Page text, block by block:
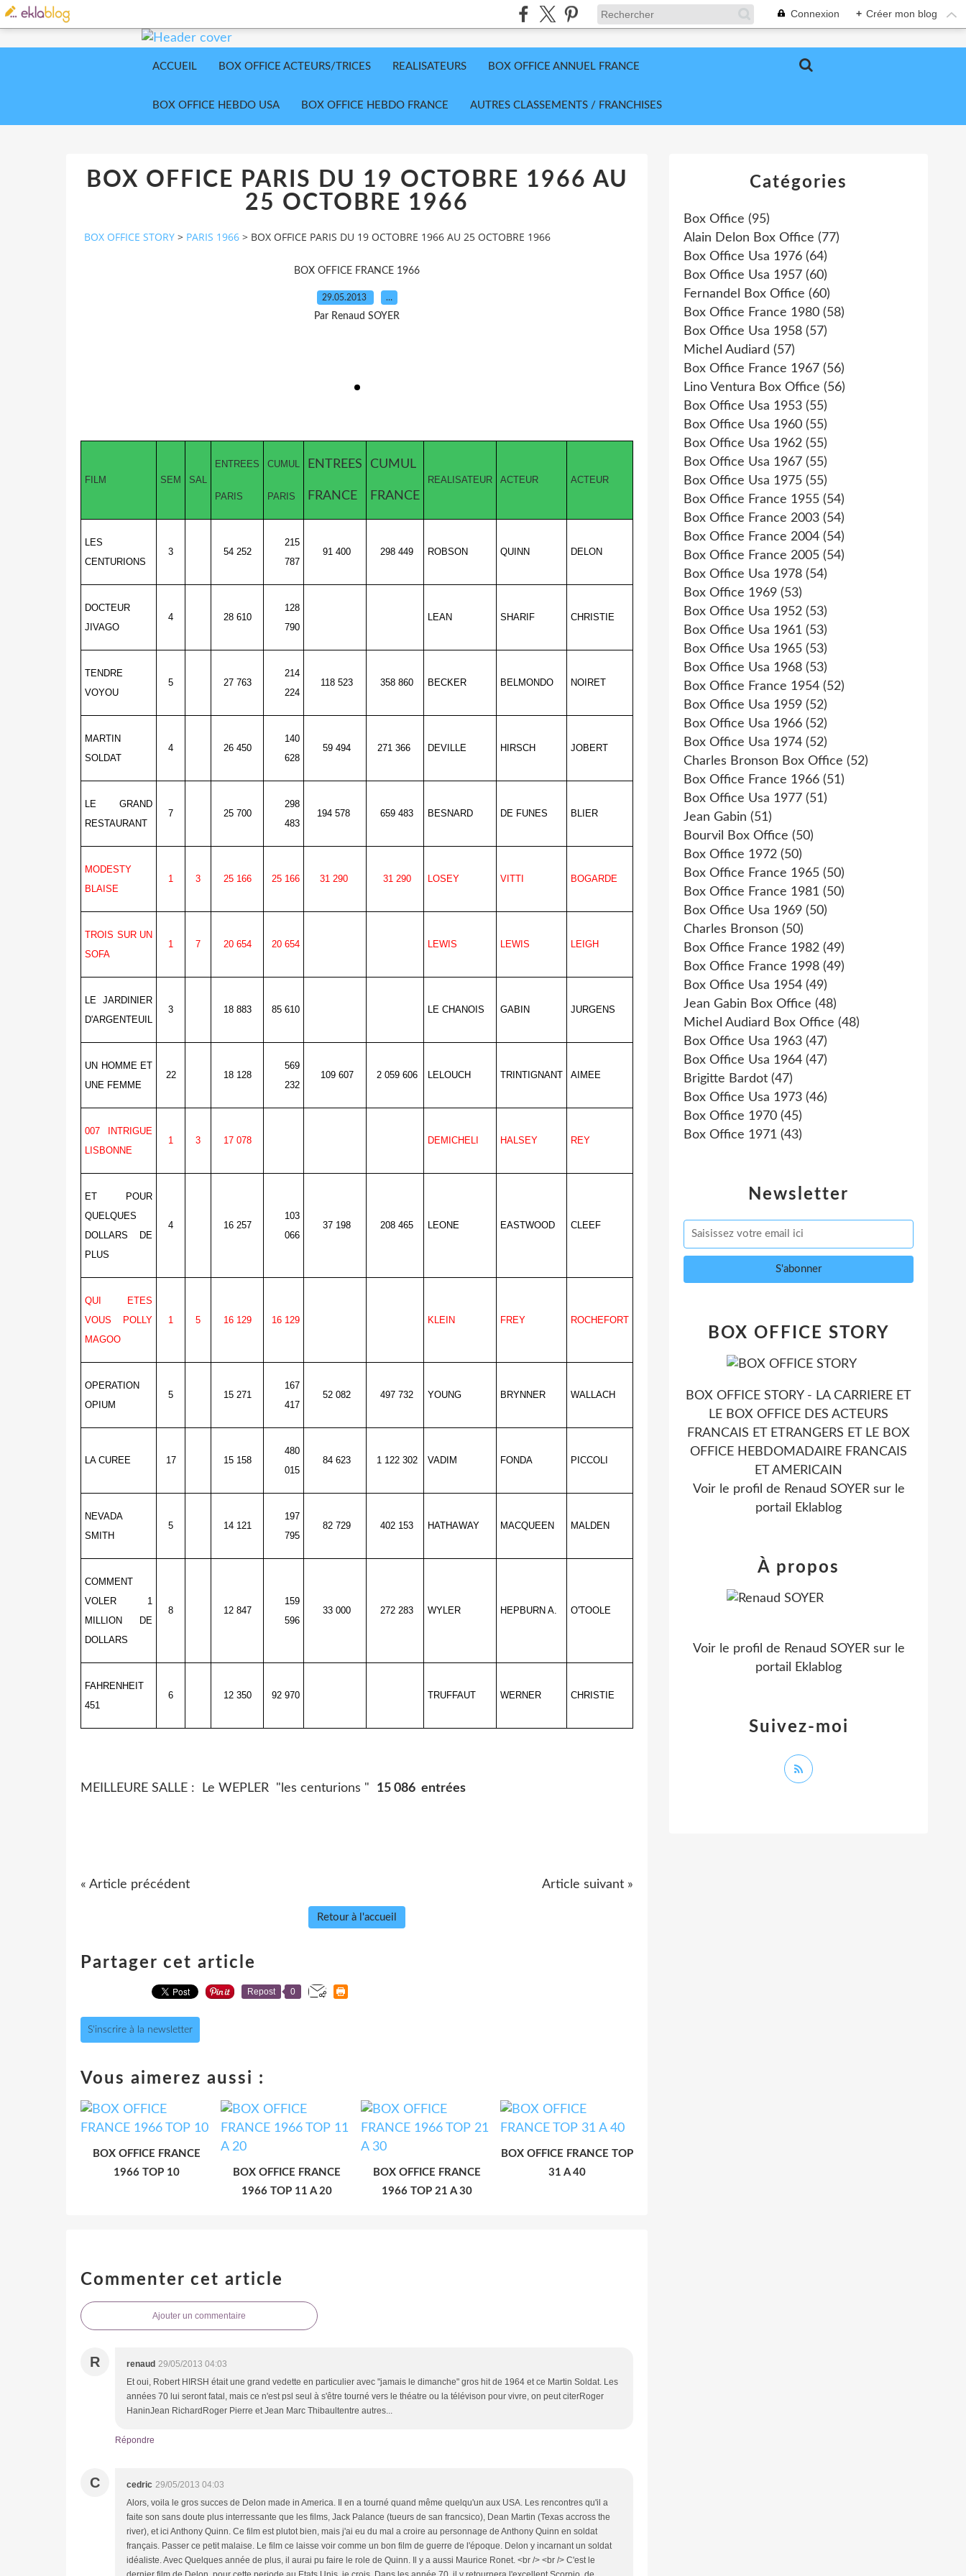
Connexion + Créer mon blog
ACCUEIL BOX OFFICE ACTEURS/TRICES REALISATEURS BOX OFFICE ANNUEL FRANCE
BOX OFFICE HEBDO USA BOX OFFICE HEBDO FRANCE AUTRES CLASSEMENTS / FRANCHISES
BOX OFFICE PARIS DU 19 OCTOBRE 1966 AU
25 OCTOBRE 1966
BOX OFFICE STORY > PARIS 1966 > BOX OFFICE PARIS DU 19 OCTOBRE 1966 AU 25 OCTOBRE 1966
BOX OFFICE FRANCE 1966
29.05.2013 …
Par Renaud SOYER
FILM SEM SAL
ENTREES
PARIS
CUMUL
PARIS
ENTREES
FRANCE
CUMUL
FRANCE
REALISATEUR ACTEUR ACTEUR
LES
CENTURIONS
3 54 252
215
787
91 400 298 449 ROBSON QUINN DELON
DOCTEUR
JIVAGO
4 28 610
128
790
LEAN SHARIF CHRISTIE
TENDRE
VOYOU
5 27 763
214
224
118 523 358 860 BECKER BELMONDO NOIRET
MARTIN
SOLDAT
4 26 450
140
628
59 494 271 366 DEVILLE HIRSCH JOBERT
LE GRAND
RESTAURANT
7 25 700
298
483
194 578 659 483 BESNARD DE FUNES BLIER
MODESTY
BLAISE
1 3 25 166 25 166 31 290 31 290 LOSEY VITTI BOGARDE
TROIS SUR UN
SOFA
1 7 20 654 20 654 LEWIS LEWIS LEIGH
LE JARDINIER
D'ARGENTEUIL
3 18 883 85 610 LE CHANOIS GABIN JURGENS
UN HOMME ET
UNE FEMME
22 18 128
569
232
109 607 2 059 606 LELOUCH TRINTIGNANT AIMEE
007 INTRIGUE
LISBONNE
1 3 17 078 DEMICHELI HALSEY REY
ET POUR
QUELQUES
DOLLARS DE
PLUS
4 16 257
103
066
37 198 208 465 LEONE EASTWOOD CLEEF
QUI ETES
VOUS POLLY
MAGOO
1 5 16 129 16 129 KLEIN FREY ROCHEFORT
OPERATION
OPIUM
5 15 271
167
417
52 082 497 732 YOUNG BRYNNER WALLACH
LA CUREE 17 15 158
480
015
84 623 1 122 302 VADIM FONDA PICCOLI
NEVADA
SMITH
5 14 121
197
795
82 729 402 153 HATHAWAY MACQUEEN MALDEN
COMMENT
VOLER 1
MILLION DE
DOLLARS
8 12 847
159
596
33 000 272 283 WYLER HEPBURN A. O'TOOLE
FAHRENHEIT
451
6 12 350 92 970 TRUFFAUT WERNER CHRISTIE
MEILLEURE SALLE : Le WEPLER "les centurions " 15 086 entrées
« Article précédent Article suivant »
Retour à l'accueil
Partager cet article
Repost 0
S'inscrire à la newsletter
Vous aimerez aussi :
BOX OFFICE FRANCE
1966 TOP 10
BOX OFFICE FRANCE
1966 TOP 11 A 20
BOX OFFICE FRANCE
1966 TOP 21 A 30
BOX OFFICE FRANCE TOP
31 A 40
Commenter cet article
Ajouter un commentaire
R renaud 29/05/2013 04:03
Et oui, Robert HIRSH était une grand vedette en particulier avec "jamais le dimanche" gros hit de 1964 et ce Martin Soldat. Les
années 70 lui seront fatal, mais ce n'est psl seul à s'être tourné vers le théatre ou la télévison pour vivre, on peut citerRoger
HaninJean RichardRoger Pierre et Jean Marc Thibaultentre autres...
Répondre
C cedric 29/05/2013 04:03
Alors, voila le gros succes de Delon made in America. Il en a tourné quand même quelqu'un aux USA. Les rencontres qu'il a
faite son sans doute plus interressante que les films, Jack Palance (tueurs de san francsico), Dean Martin (Texas accross the
river), et ici Anthony Quinn. Ce film est plutot bien, mais j'ai eu du mal a croire au personnage de Anthony Quinn en soldat
français. Passer ce petit malaise. Le film ce laisse voir comme un bon film de guerre de l'époque. Delon y incarnant un soldat
idéaliste. Avec Quelques année de plus, il aurai pu faire le role de Quinn. Il y a aussi Maurice Ronet. <br /> <br /> C'est le
Newsletter
Catégories
Box Office (95)
Alain Delon Box Office (77)
Box Office Usa 1976 (64)
Box Office Usa 1957 (60)
Fernandel Box Office (60)
Box Office France 1980 (58)
Box Office Usa 1958 (57)
Michel Audiard (57)
Box Office France 1967 (56)
Lino Ventura Box Office (56)
Box Office Usa 1953 (55)
Box Office Usa 1960 (55)
Box Office Usa 1962 (55)
Box Office Usa 1967 (55)
Box Office Usa 1975 (55)
Box Office France 1955 (54)
Box Office France 2003 (54)
Box Office France 2004 (54)
Box Office France 2005 (54)
Box Office Usa 1978 (54)
Box Office 1969 (53)
Box Office Usa 1952 (53)
Box Office Usa 1961 (53)
Box Office Usa 1965 (53)
Box Office Usa 1968 (53)
Box Office France 1954 (52)
Box Office Usa 1959 (52)
Box Office Usa 1966 (52)
Box Office Usa 1974 (52)
Charles Bronson Box Office (52)
Box Office France 1966 (51)
Box Office Usa 1977 (51)
Jean Gabin (51)
Bourvil Box Office (50)
Box Office 1972 (50)
Box Office France 1965 (50)
Box Office France 1981 (50)
Box Office Usa 1969 (50)
Charles Bronson (50)
Box Office France 1982 (49)
Box Office France 1998 (49)
Box Office Usa 1954 (49)
Jean Gabin Box Office (48)
Michel Audiard Box Office (48)
Box Office Usa 1963 (47)
Box Office Usa 1964 (47)
Brigitte Bardot (47)
Box Office Usa 1973 (46)
Box Office 1970 (45)
Box Office 1971 (43)
BOX OFFICE STORY
BOX OFFICE STORY - LA CARRIERE ET
LE BOX OFFICE DES ACTEURS
FRANCAIS ET ETRANGERS ET LE BOX
OFFICE HEBDOMADAIRE FRANCAIS
ET AMERICAIN
Voir le profil de Renaud SOYERsur le
portail Eklablog
Suivez-moi
À propos
Voir le profil de Renaud SOYERsur le
portail Eklablog